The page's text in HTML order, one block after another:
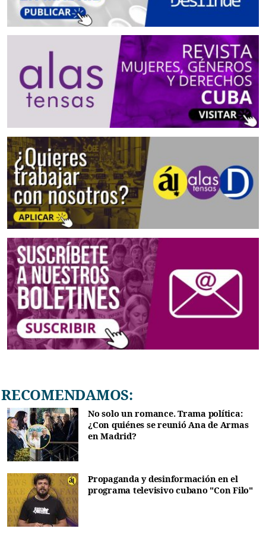
RECOMENDAMOS:
No solo un romance. Trama política:
¿Con quiénes se reunió Ana de Armas
en Madrid?
Propaganda y desinformación en el
programa televisivo cubano "Con Filo"